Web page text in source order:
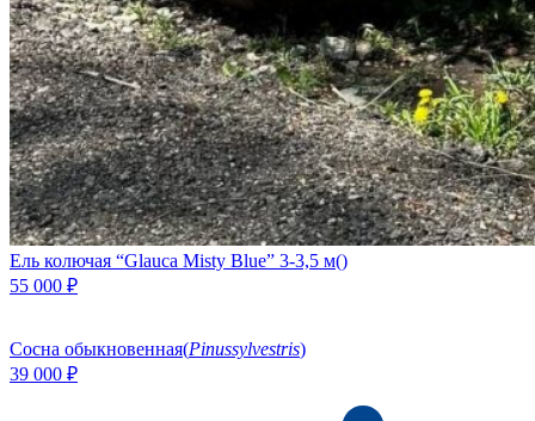
Ель колючая “Glauca Misty Blue” 3-3,5 м()
55 000 ₽
Сосна обыкновенная(Pinussylvestris)
39 000 ₽